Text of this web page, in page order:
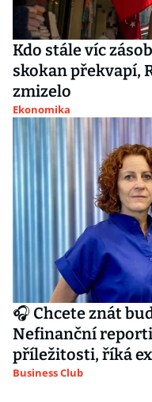
Kdo stále víc
skokan překvapí,
zmizelo
Ekonomika
🎧 Chcete znát
Nefinanční
příležitosti, říká
Business Club